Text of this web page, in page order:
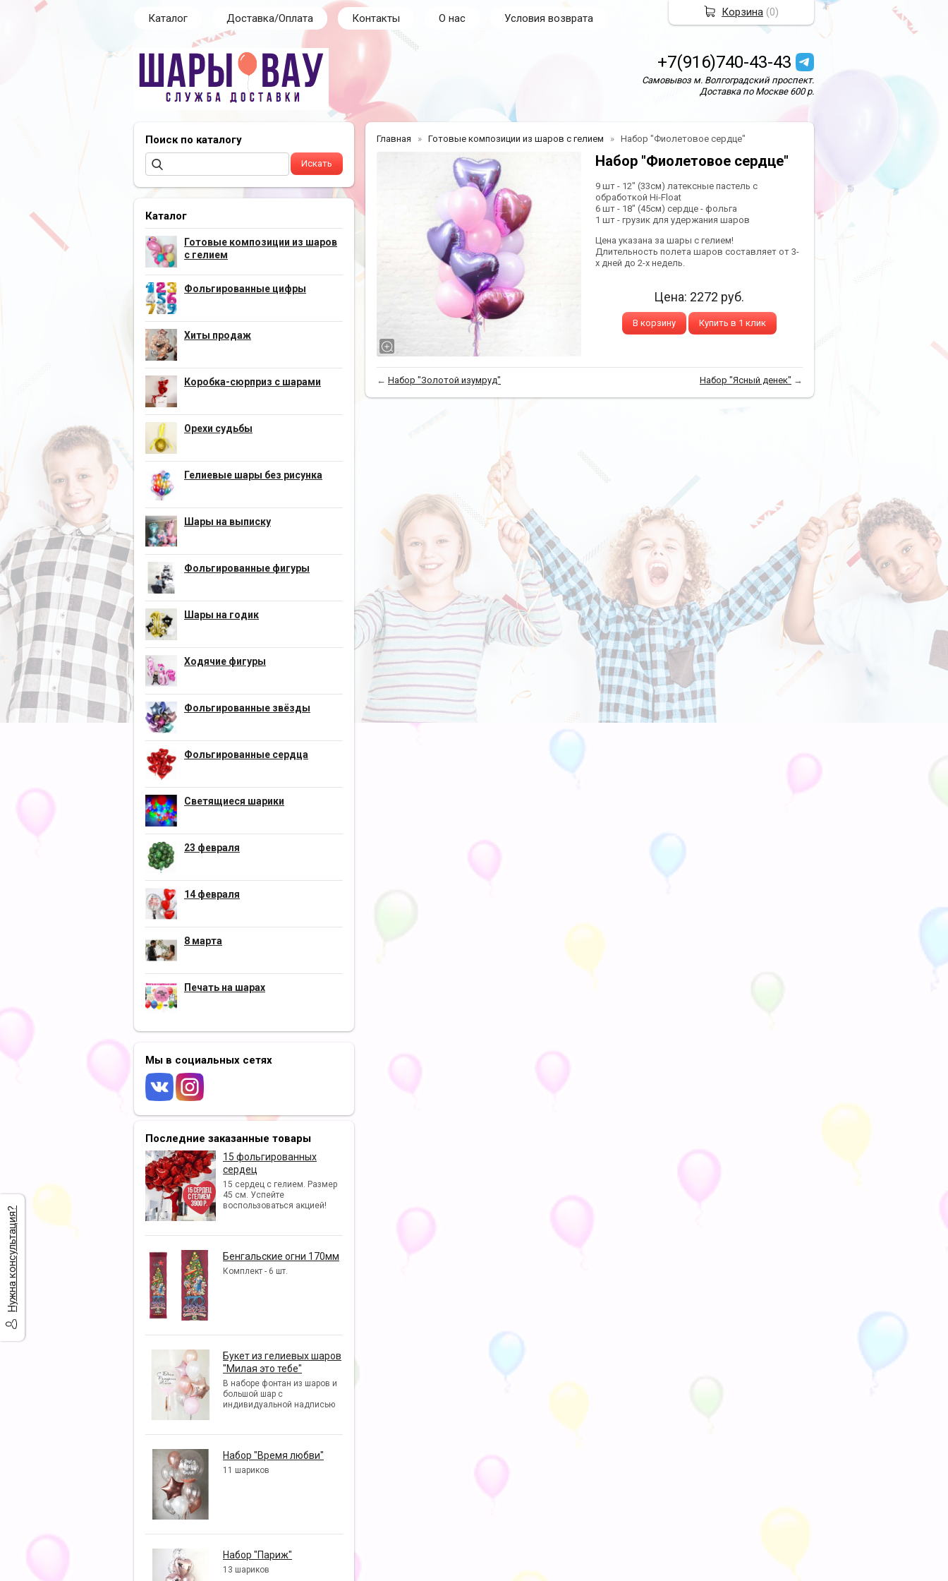
Каталог Доставка/Оплата Контакты О нас Условия возврата
+7(916)740-43-43
Самовывоз м. Волгоградский проспект.
Доставка по Москве 600 р.
Поиск по каталогу
Каталог
Готовые композиции из шаров
с гелием
Фольгированные цифры
Хиты продаж
Коробка-сюрприз с шарами
Орехи судьбы
Гелиевые шары без рисунка
Шары на выписку
Фольгированные фигуры
Шары на годик
Ходячие фигуры
Фольгированные звёзды
Фольгированные сердца
Светящиеся шарики
23 февраля
14 февраля
8 марта
Печать на шарах
Мы в социальных сетях
Последние заказанные товары
15 фольгированных
сердец
15 сердец с гелием. Размер
45 см. Успейте
воспользоваться акцией!
Бенгальские огни 170мм
Комплект - 6 шт.
Букет из гелиевых шаров
"Милая это тебе"
В наборе фонтан из шаров и
большой шар с
индивидуальной надписью
Набор "Время любви"
11 шариков
Набор "Париж"
13 шариков
Главная Готовые композиции из шаров с гелием Набор "Фиолетовое сердце"
Набор "Фиолетовое сердце"
9 шт - 12" (33см) латексные пастель с
обработкой Hi-Float
6 шт - 18" (45см) сердце - фольга
1 шт - грузик для удержания шаров
Цена указана за шары с гелием!
Длительность полета шаров составляет от 3-
х дней до 2-х недель.
Цена: 2272 руб.
В корзину Купить в 1 клик
← Набор "Золотой изумруд" Набор "Ясный денек" →
Нужна консультация?
Корзина (0)